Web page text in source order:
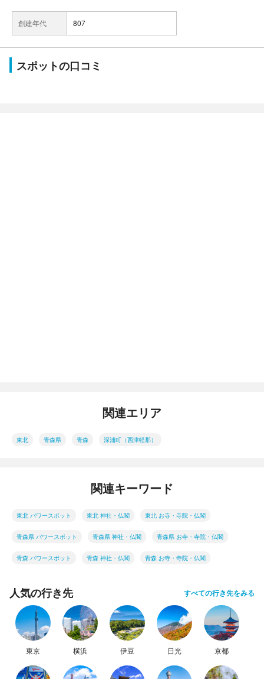
創建年代 807
スポットの口コミ
関連エリア
東北 青森県 青森 深浦町（西津軽郡）
関連キーワード
東北 パワースポット 東北 神社・仏閣 東北 お寺・寺院・仏閣
青森県 パワースポット 青森県 神社・仏閣 青森県 お寺・寺院・仏閣
青森 パワースポット 青森 神社・仏閣 青森 お寺・寺院・仏閣
人気の行き先 すべての行き先をみる
東京 横浜 伊豆 日光 京都